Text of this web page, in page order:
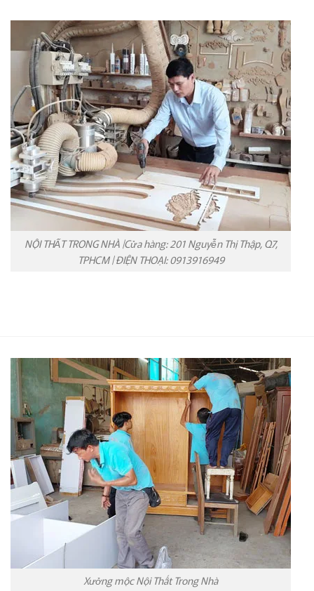
NỘI THẤT TRONG NHÀ |Cửa hàng: 201 Nguyễn Thị Thập, Q7,
TPHCM | ĐIỆN THOẠI: 0913916949
Xưởng mộc Nội Thất Trong Nhà